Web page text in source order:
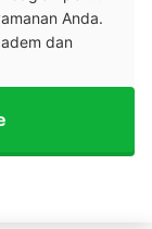
Anda.
dan